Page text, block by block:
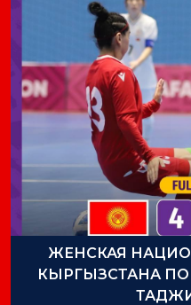
ЖЕНСКАЯ
КЫРГЫЗСТАНА